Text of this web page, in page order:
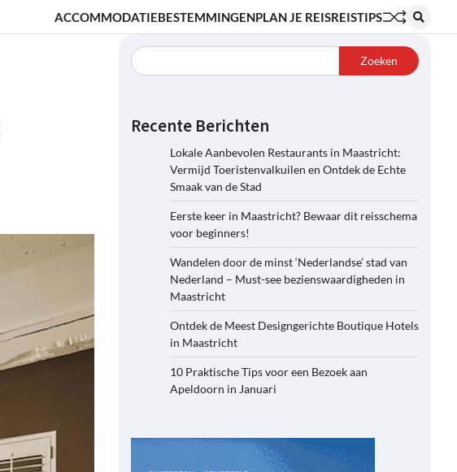
ACCOMMODATIEBESTEMMINGENPLAN JE REISREISTIPS
Zoeken
Recente Berichten
Lokale Aanbevolen Restaurants in Maastricht:
Vermijd Toeristenvalkuilen en Ontdek de Echte
Smaak van de Stad
Eerste keer in Maastricht? Bewaar dit reisschema
voor beginners!
Wandelen door de minst ‘Nederlandse’ stad van
Nederland – Must-see bezienswaardigheden in
Maastricht
Ontdek de Meest Designgerichte Boutique Hotels
in Maastricht
10 Praktische Tips voor een Bezoek aan
Apeldoorn in Januari